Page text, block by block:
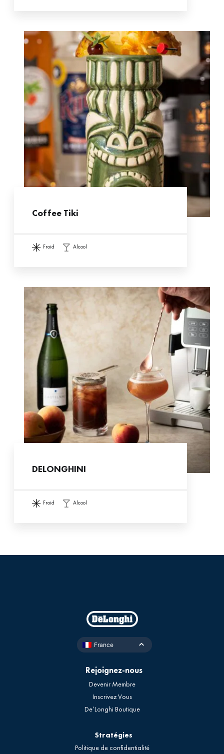
Coffee Tiki
froid alcool
DELONGHINI
froid alcool
France
Rejoignez-nous
Devenir Membre
Inscrivez Vous
De’Longhi Boutique
Stratégies
Politique de confidentialité